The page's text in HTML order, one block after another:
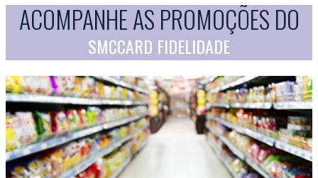
ACOMPANHE AS PROMOÇÕES DO
SMCCARD FIDELIDADE